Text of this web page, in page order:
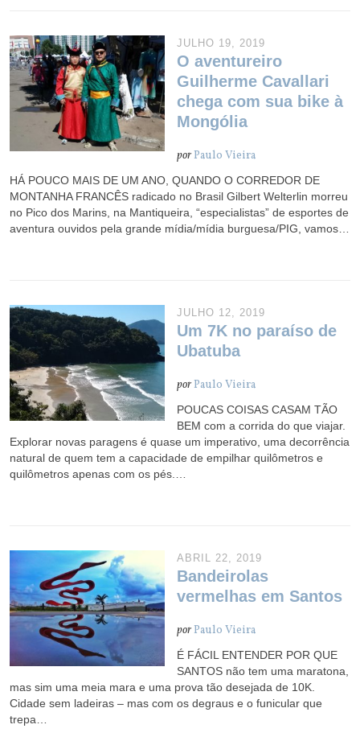
JULHO 19, 2019
O aventureiro
Guilherme Cavallari
chega com sua bike à
Mongólia
porPaulo Vieira
HÁ POUCO MAIS DE UM ANO, QUANDO O CORREDOR DE
MONTANHA FRANCÊS radicado no Brasil Gilbert Welterlin morreu
no Pico dos Marins, na Mantiqueira, “especialistas” de esportes de
aventura ouvidos pela grande mídia/mídia burguesa/PIG, vamos…
JULHO 12, 2019
Um 7K no paraíso de
Ubatuba
porPaulo Vieira
POUCAS COISAS CASAM TÃO
BEM com a corrida do que viajar.
Explorar novas paragens é quase um imperativo, uma decorrência
natural de quem tem a capacidade de empilhar quilômetros e
quilômetros apenas com os pés.…
ABRIL 22, 2019
Bandeirolas
vermelhas em Santos
porPaulo Vieira
É FÁCIL ENTENDER POR QUE
SANTOS não tem uma maratona,
mas sim uma meia mara e uma prova tão desejada de 10K.
Cidade sem ladeiras – mas com os degraus e o funicular que
trepa…